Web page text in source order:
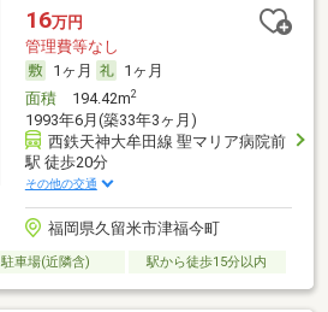
16万円
管理費等なし
1ヶ月
1ヶ月
面積194.42m2
1993年6月(築33年3ヶ月)
西鉄天神大牟田線 聖マリア病院前
駅 徒歩20分
その他の交通
福岡県久留米市津福今町
駐車場(近隣含) 駅から徒歩15分以内